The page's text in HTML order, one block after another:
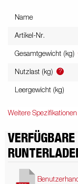
Name
Artikel-Nr.
Gesamtgewicht (kg)
Nutzlast (kg) ?
Leergewicht (kg)
Weitere